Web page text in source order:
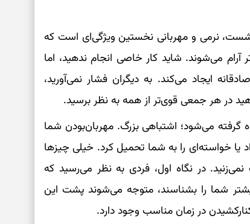
اگر مدل شماره ۲ به دلتان نشست، نرمی و مهربانی نخستین ویژگی‌ای است که
آرام می‌شوند. شاید کار خاصی انجام ندهید، اما
ایجاد می‌کند. به دیگران فشار نمی‌آورید،
در هر جمعی قوی‌تر از همه به نظر برسید.
گرفته می‌شود؛ اشتباهی بزرگ. مهربان‌بودن شما
یا خواسته‌ای را به شما تحمیل کرد. خیلی چیزها
در نگاه اول، فردی به نظر می‌رسید که
شما را بشناسند، متوجه می‌شوند پشت این
در زمان مناسب وجود دارد.